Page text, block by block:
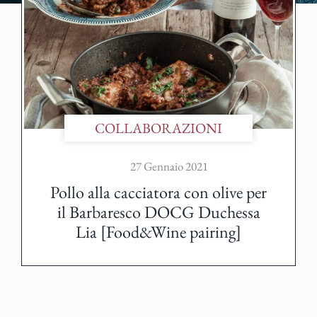
COLLABORAZIONI
27 Gennaio 2021
Pollo alla cacciatora con olive per
il Barbaresco DOCG Duchessa
Lia [Food&Wine pairing]